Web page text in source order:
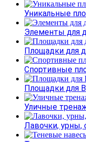
Уникальные
Элементы для
Площадки для
Спортивные
Площадки для
Уличные
Лавочки, урны,